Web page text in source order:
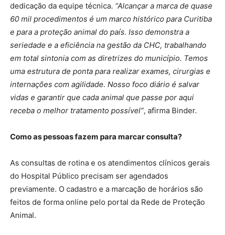
dedicação da equipe técnica. “Alcançar a marca de quase
60 mil procedimentos é um marco histórico para Curitiba
e para a proteção animal do país. Isso demonstra a
seriedade e a eficiência na gestão da CHC, trabalhando
em total sintonia com as diretrizes do município. Temos
uma estrutura de ponta para realizar exames, cirurgias e
internações com agilidade. Nosso foco diário é salvar
vidas e garantir que cada animal que passe por aqui
receba o melhor tratamento possível”, afirma Binder.
Como as pessoas fazem para marcar consulta?
As consultas de rotina e os atendimentos clínicos gerais
do Hospital Público precisam ser agendados
previamente. O cadastro e a marcação de horários são
feitos de forma online pelo portal da Rede de Proteção
Animal.